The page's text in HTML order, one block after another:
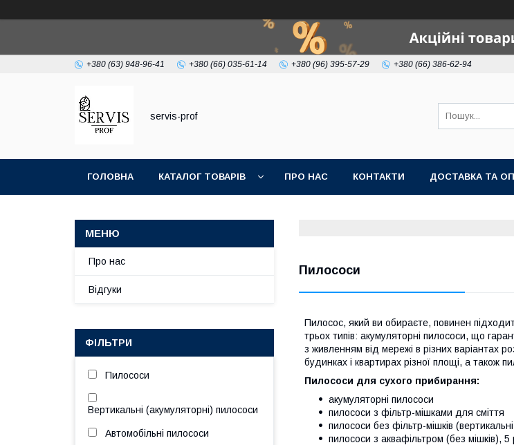
+380 (63) 948-96-41 +380 (66) 035-61-14 +380 (96) 395-57-29 +380 (66) 386-62-94
servis-prof
ГОЛОВНА КАТАЛОГ ТОВАРІВ ПРО НАС КОНТАКТИ ДОСТАВКА ТА
Пилососи
Пилосос, який ви обираєте, повинен
трьох типів: акумуляторні пилососи, що
з живленням від мережі в різних варіантах
будинках і квартирах різної площі, а також
Пилососи для сухого прибирання:
акумуляторні пилососи
пилососи з фільтр-мішками для сміття
пилососи без фільтр-мішків
пилососи з аквафільтром (без мішків), 5
Про нас
Відгуки
ФІЛЬТРИ
Пилососи
Вертикальні (акумуляторні) пилососи
Автомобільні пилососи